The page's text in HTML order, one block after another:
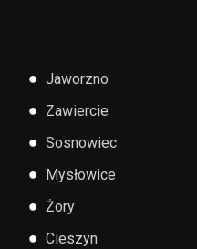
● Jaworzno
● Zawiercie
● Sosnowiec
● Mysłowice
● Żory
● Cieszyn